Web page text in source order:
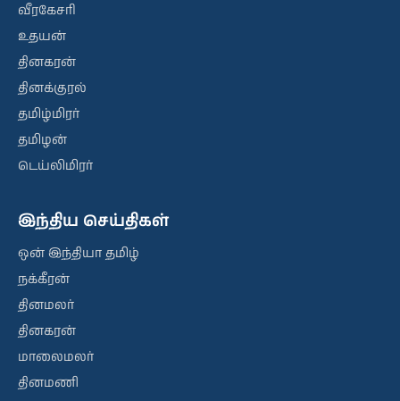
வீரகேசரி
உதயன்
தினகரன்
தினக்குரல்
தமிழ்மிரர்
தமிழன்
டெய்லிமிரர்
இந்திய செய்திகள்
ஒன் இந்தியா தமிழ்
நக்கீரன்
தினமலர்
தினகரன்
மாலைமலர்
தினமணி